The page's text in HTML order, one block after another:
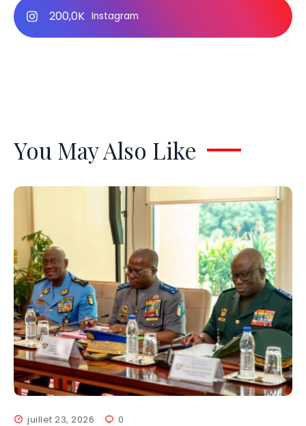
200,0K Instagram
You May Also Like
juillet 23, 2026 0